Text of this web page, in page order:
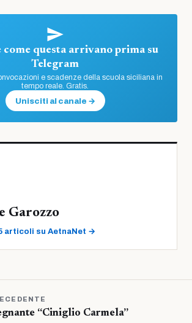
come questa arrivano prima su
Telegram
e scadenze della scuola siciliana in
tempo reale. Gratis.
Unisciti al canale →
Garozzo
articoli su AetnaNet →
“Ciniglio Carmela”